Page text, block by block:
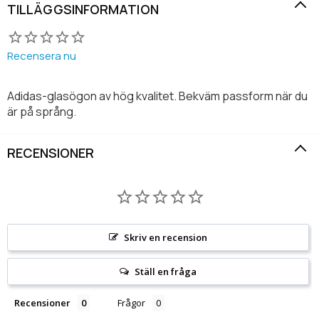
TILLÄGGSINFORMATION
Recensera nu
Adidas-glasögon av hög kvalitet. Bekväm passform när du
är på språng.
RECENSIONER
Skriv en recension
Ställ en fråga
Recensioner Frågor